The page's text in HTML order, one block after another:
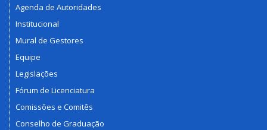
Agenda de Autoridades
Institucional
Mural de Gestores
Equipe
Legislações
Fórum de Licenciatura
Comissões e Comitês
Conselho de Graduação